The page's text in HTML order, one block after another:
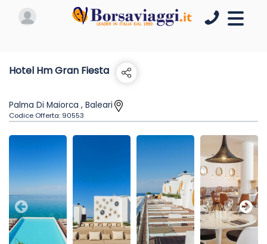
Hotel Hm Gran Fiesta
Palma Di Maiorca , Baleari
Codice Offerta: 90553